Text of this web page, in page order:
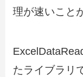
理が速いこと
たライブラリ